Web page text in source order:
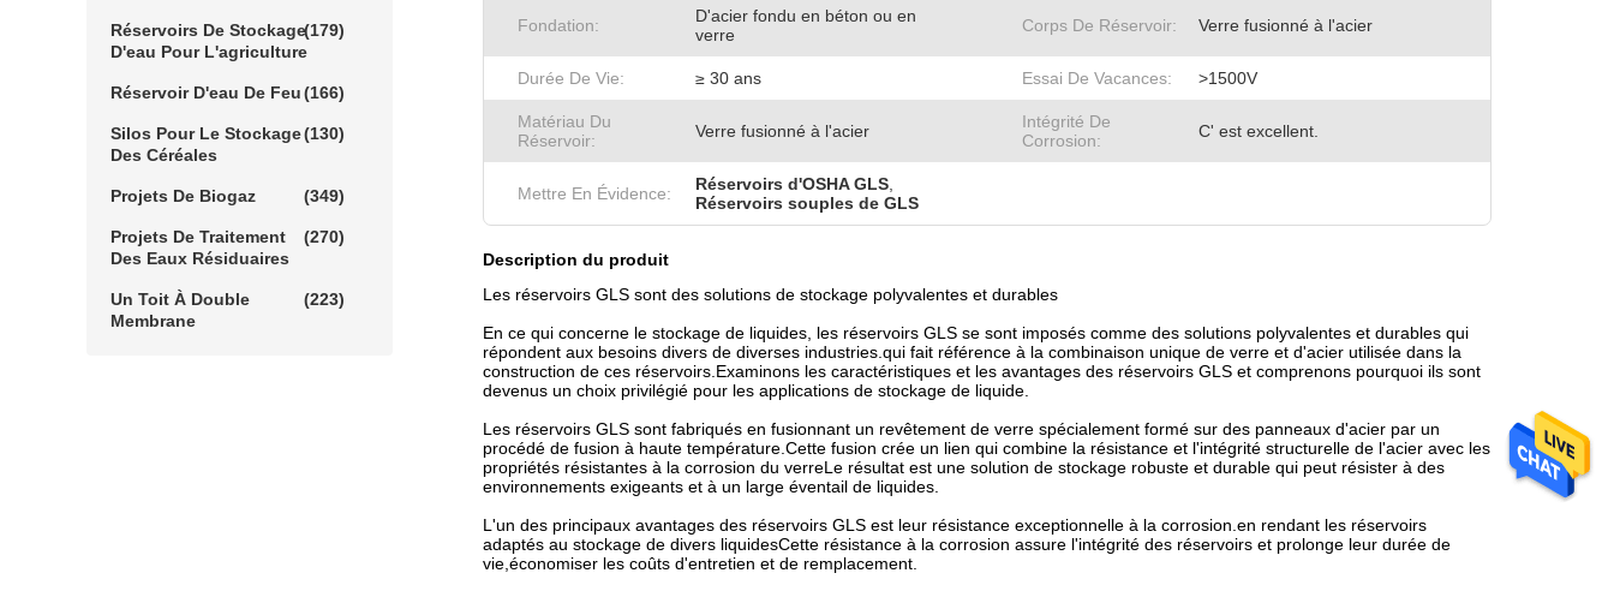
Réservoirs De Stockage
D'eau Pour L'agriculture
(179)
Réservoir D'eau De Feu(166)
Silos Pour Le Stockage
Des Céréales
(130)
Projets De Biogaz (349)
Projets De Traitement
Des Eaux Résiduaires
(270)
Un Toit À Double
Membrane
(223)
Fondation:
D'acier fondu en béton ou en
verre
Corps De Réservoir: Verre fusionné à l'acier
Durée De Vie: ≥ 30 ans Essai De Vacances: >1500V
Matériau Du
Réservoir:
Verre fusionné à l'acier
Intégrité De
Corrosion:
C' est excellent.
Mettre En Évidence: Réservoirs d'OSHA GLS
Réservoirs souples de GLS
Description du produit
Les réservoirs GLS sont des solutions de stockage polyvalentes et durables
En ce qui concerne le stockage de liquides, les réservoirs GLS se sont imposés comme des solutions polyvalentes et durables qui
répondent aux besoins divers de diverses industries.qui fait référence à la combinaison unique de verre et d'acier utilisée dans la
construction de ces réservoirs.Examinons les caractéristiques et les avantages des réservoirs GLS et comprenons pourquoi ils sont
devenus un choix privilégié pour les applications de stockage de liquide.
Les réservoirs GLS sont fabriqués en fusionnant un revêtement de verre spécialement formé sur des panneaux d'acier par un
procédé de fusion à haute température.Cette fusion crée un lien qui combine la résistance et l'intégrité structurelle de l'acier avec les
propriétés résistantes à la corrosion du verreLe résultat est une solution de stockage robuste et durable qui peut résister à des
environnements exigeants et à un large éventail de liquides.
L'un des principaux avantages des réservoirs GLS est leur résistance exceptionnelle à la corrosion.en rendant les réservoirs
adaptés au stockage de divers liquidesCette résistance à la corrosion assure l'intégrité des réservoirs et prolonge leur durée de
vie,économiser les coûts d'entretien et de remplacement.